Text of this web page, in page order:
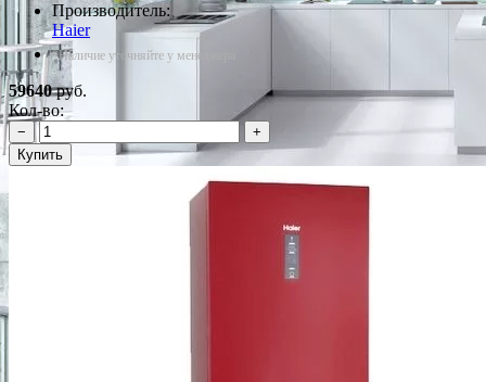
Производитель:
Haier
*Наличие уточняйте у менеджера
59640руб.
Кол-во:
−
+
Купить